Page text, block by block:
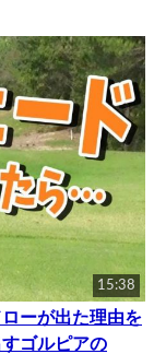
15:38
ーが出た理由を
ゴルピアの